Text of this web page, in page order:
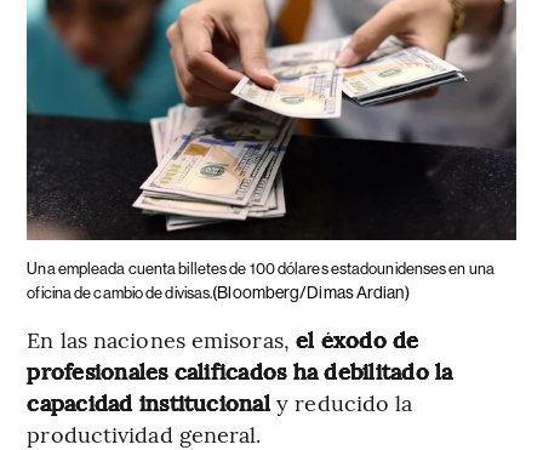
Una empleada cuenta billetes de 100 dólares estadounidenses en una
oficina de cambio de divisas.(Bloomberg/Dimas Ardian)
En las naciones emisoras, el éxodo de
profesionales calificados ha debilitado la
capacidad institucionaly reducido la
productividad general.